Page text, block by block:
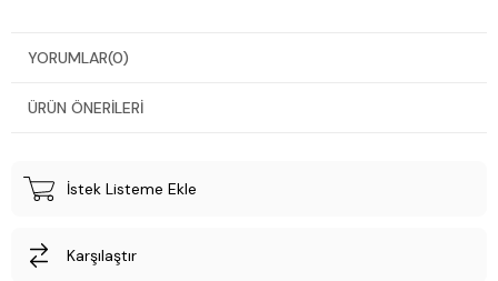
YORUMLAR(0)
ÜRÜN ÖNERILERI
İstek Listeme Ekle
Karşılaştır